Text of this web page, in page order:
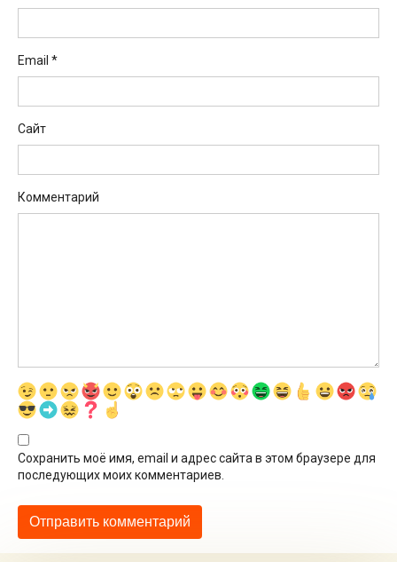
Email *
Сайт
Комментарий
Сохранить моё имя, email и адрес сайта в этом браузере для
последующих моих комментариев.